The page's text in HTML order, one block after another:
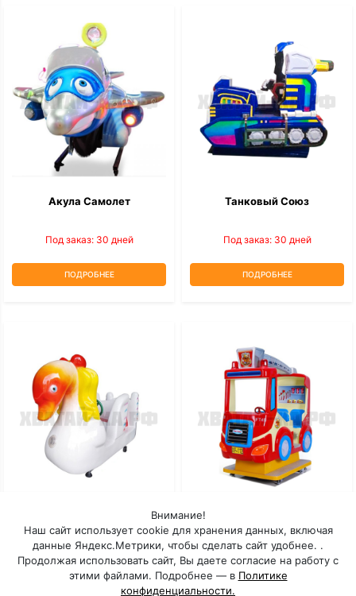
Акула Самолет
Под заказ: 30 дней
ПОДРОБНЕЕ
Танковый Союз
Под заказ: 30 дней
ПОДРОБНЕЕ
Под заказ: 30 дней Под заказ: 30 дней
Внимание!
Наш сайт использует cookie для хранения данных, включая
данные Яндекс.Метрики, чтобы сделать сайт удобнее. .
Продолжая использовать сайт, Вы даете согласие на работу с
этими файлами. Подробнее — в Политике
конфиденциальности.